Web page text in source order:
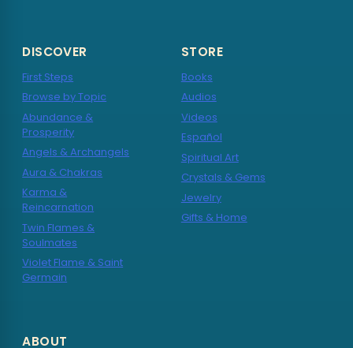
DISCOVER
First Steps
Browse by Topic
Abundance &
Prosperity
Angels & Archangels
Aura & Chakras
Karma &
Reincarnation
Twin Flames &
Soulmates
Violet Flame & Saint
Germain
STORE
Books
Audios
Videos
Español
Spiritual Art
Crystals & Gems
Jewelry
Gifts & Home
ABOUT